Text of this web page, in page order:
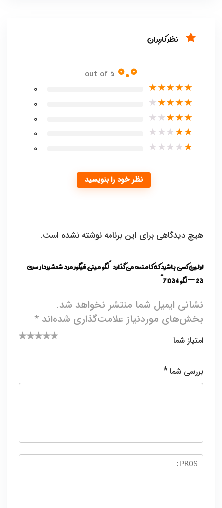
نظر کاربران
0.0
out of 5
★
★
★
★
★
0
★
★
★
★
★
0
★
★
★
★
★
0
★
★
★
★
★
0
★
★
★
★
★
0
نظر خود را بنویسید
هیچ دیدگاهی برای این برنامه نوشته نشده است.
اولین کسی باشید که کامنت می گذارد “لگو مینی فیگور مرد شمشیردار سری
23 — لگو 71034”
نشانی ایمیل شما منتشر نخواهد شد.
بخش‌های موردنیاز علامت‌گذاری شده‌اند *
امتیاز شما
س
بررسی شما *